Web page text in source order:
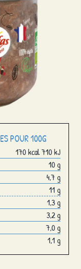
POUR 100G
170 kcal 710 kJ
10 g
4,7 g
11 g
1,3 g
3,2 g
7,0 g
1,1 g